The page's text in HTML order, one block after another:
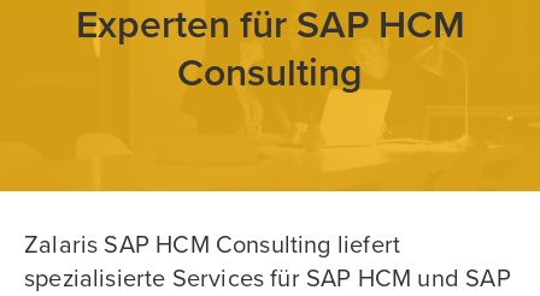
Experten für SAP HCM
Consulting
Zalaris SAP HCM Consulting liefert
spezialisierte Services für SAP HCM und SAP